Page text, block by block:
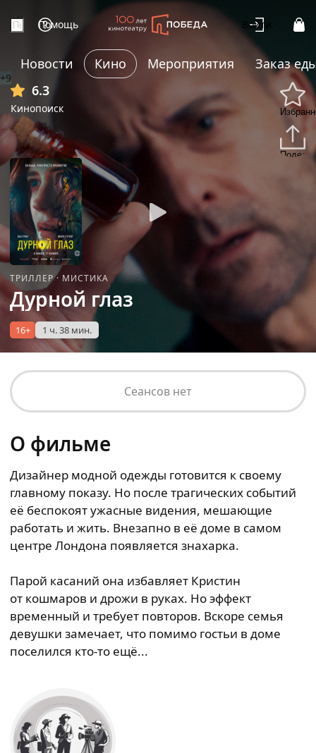
Помощь Войти
Новости Кино Мероприятия
Заказ
6.3
Кинопоиск
+9
ТРИЛЛЕР· МИСТИКА
Дурной глаз
16+ 1 ч. 38 мин.
Сеансов нет
О фильме
Дизайнер модной одежды готовится к своему
главному показу. Но после трагических событий
её беспокоят ужасные видения, мешающие
работать и жить. Внезапно в её доме в самом
центре Лондона появляется знахарка.
Парой касаний она избавляет Кристин
от кошмаров и дрожи в руках. Но эффект
временный и требует повторов. Вскоре семья
девушки замечает, что помимо гостьи в доме
поселился кто-то ещё...